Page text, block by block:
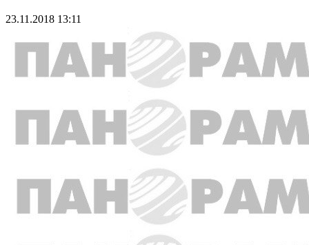
23.11.2018 13:11